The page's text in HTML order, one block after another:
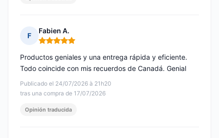
F
Fabien A.
Nota: 5 de 5
Publicado el 24/07/2026 à 21h20
tras una compra de 17/07/2026
Productos geniales y una entrega rápida y eficiente.
Todo coincide con mis recuerdos de Canadá. Genial
Opinión traducida